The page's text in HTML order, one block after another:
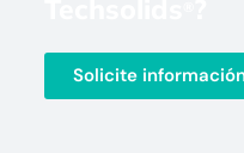
Solicite